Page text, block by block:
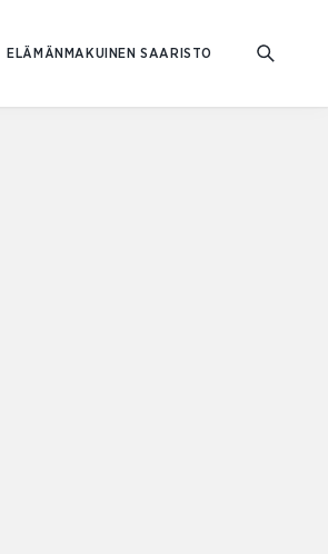
ELÄMÄNMAKUINEN SAARISTO